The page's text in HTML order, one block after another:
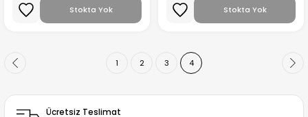
Stokta Yok Stokta Yok
1 2 3 4
Ücretsiz Teslimat